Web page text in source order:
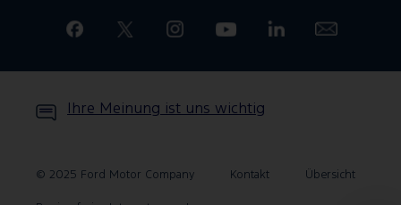
Ihre Meinung ist uns wichtig
© 2025 Ford Motor Company Kontakt Übersicht